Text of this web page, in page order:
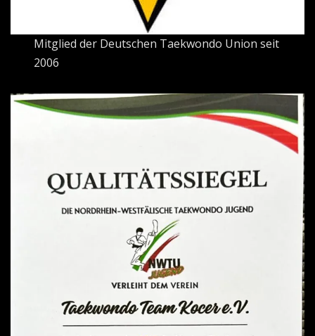
Mitglied der Deutschen Taekwondo Union seit
2006